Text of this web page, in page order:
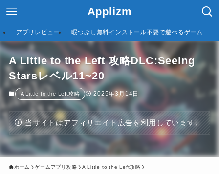
Applizm
アプリレビュー 暇つぶし無料インストール不要で遊べるゲーム
A Little to the Left 攻略DLC:Seeing
Starsレベル11~20
A Little to the Left攻略 2025年3月14日
当サイトはアフィリエイト広告を利用しています。
ホーム ゲームアプリ攻略 A Little to the Left攻略